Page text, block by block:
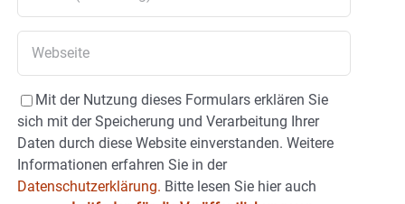
Mit der Nutzung dieses Formulars erklären Sie
sich mit der Speicherung und Verarbeitung Ihrer
Daten durch diese Website einverstanden. Weitere
Informationen erfahren Sie in der
Datenschutzerklärung. Bitte lesen Sie hier auch